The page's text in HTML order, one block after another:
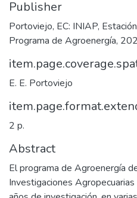
Publisher
Portoviejo, EC: INIAP,
Programa de Agroenergía,
E. E. Portoviejo
2 p.
Abstract
El programa de Agroenergía
Investigaciones